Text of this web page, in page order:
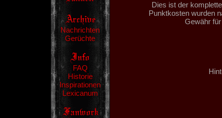
Nachrichten
Gerüchte
FAQ
Historie
Inspirationen
Lexicanum
Dies ist der
Punktkosten wurden
Gewähr